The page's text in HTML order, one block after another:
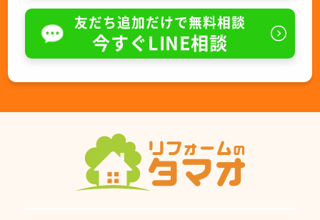
友だち追加だけで無料相談
今すぐLINE相談